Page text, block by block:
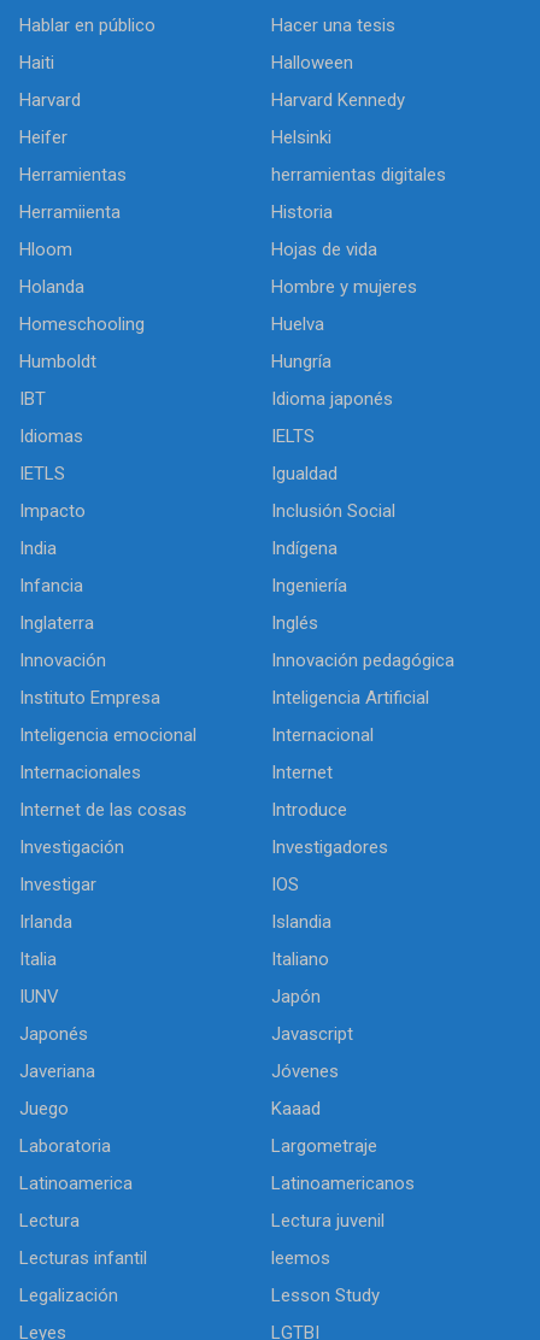
Hablar en público
Hacer una tesis
Haiti
Halloween
Harvard
Harvard Kennedy
Heifer
Helsinki
Herramientas
herramientas digitales
Herramiienta
Historia
Hloom
Hojas de vida
Holanda
Hombre y mujeres
Homeschooling
Huelva
Humboldt
Hungría
IBT
Idioma japonés
Idiomas
IELTS
IETLS
Igualdad
Impacto
Inclusión Social
India
Indígena
Infancia
Ingeniería
Inglaterra
Inglés
Innovación
Innovación pedagógica
Instituto Empresa
Inteligencia Artificial
Inteligencia emocional
Internacional
Internacionales
Internet
Internet de las cosas
Introduce
Investigación
Investigadores
Investigar
IOS
Irlanda
Islandia
Italia
Italiano
IUNV
Japón
Japonés
Javascript
Javeriana
Jóvenes
Juego
Kaaad
Laboratoria
Largometraje
Latinoamerica
Latinoamericanos
Lectura
Lectura juvenil
Lecturas infantil
leemos
Legalización
Lesson Study
Leyes
LGTBI